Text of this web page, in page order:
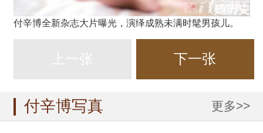
付辛博全新杂志大片曝光，演绎成熟未满时髦男孩儿。
下一张
付辛博写真 更多>>